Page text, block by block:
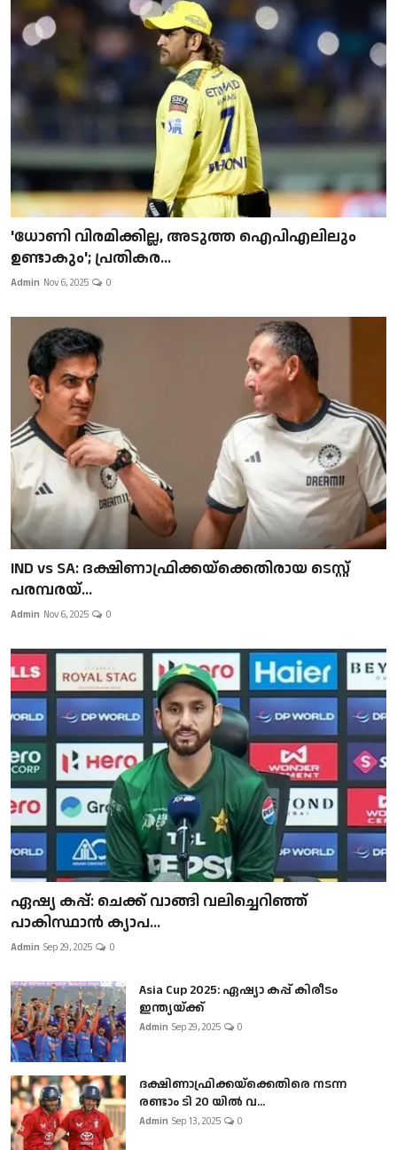
'ധോണി വിരമിക്കില്ല, അടുത്ത ഐപിഎലിലും
ഉണ്ടാകും'; പ്രതികര...
Admin Nov 6, 2025 0
IND vs SA: ദക്ഷിണാഫ്രിക്കയ്‌ക്കെതിരായ ടെസ്റ്റ്
പരമ്പരയ്...
Admin Nov 6, 2025 0
ഏഷ്യ കപ്പ്: ചെക്ക് വാങ്ങി വലിച്ചെറിഞ്ഞ്
പാകിസ്ഥാൻ ക്യാപ...
Admin Sep 29, 2025 0
Asia Cup 2025: ഏഷ്യാ കപ്പ് കിരീടം
ഇന്ത്യയ്ക്ക്
Admin Sep 29, 2025 0
ദക്ഷിണാഫ്രിക്കയ്‌ക്കെതിരെ നടന്ന
രണ്ടാം ടി 20 യിൽ വ...
Admin Sep 13, 2025 0